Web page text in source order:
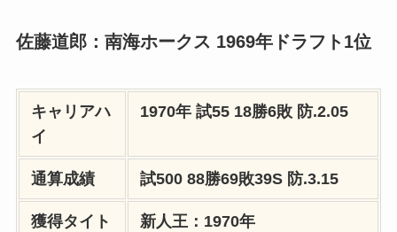
佐藤道郎：南海ホークス 1969年ドラフト1位
キャリアハ
イ
1970年試55 18勝6敗 防.2.05
通算成績 試500 88勝69敗39S 防.3.15
獲得タイト
新人王：1970年